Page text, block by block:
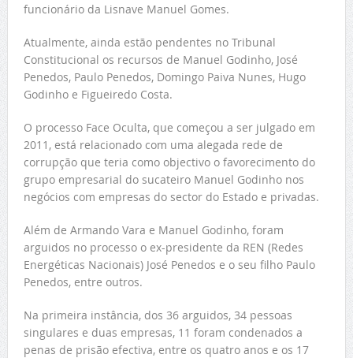
funcionário da Lisnave Manuel Gomes.
Atualmente, ainda estão pendentes no Tribunal
Constitucional os recursos de Manuel Godinho, José
Penedos, Paulo Penedos, Domingo Paiva Nunes, Hugo
Godinho e Figueiredo Costa.
O processo Face Oculta, que começou a ser julgado em
2011, está relacionado com uma alegada rede de
corrupção que teria como objectivo o favorecimento do
grupo empresarial do sucateiro Manuel Godinho nos
negócios com empresas do sector do Estado e privadas.
Além de Armando Vara e Manuel Godinho, foram
arguidos no processo o ex-presidente da REN (Redes
Energéticas Nacionais) José Penedos e o seu filho Paulo
Penedos, entre outros.
Na primeira instância, dos 36 arguidos, 34 pessoas
singulares e duas empresas, 11 foram condenados a
penas de prisão efectiva, entre os quatro anos e os 17